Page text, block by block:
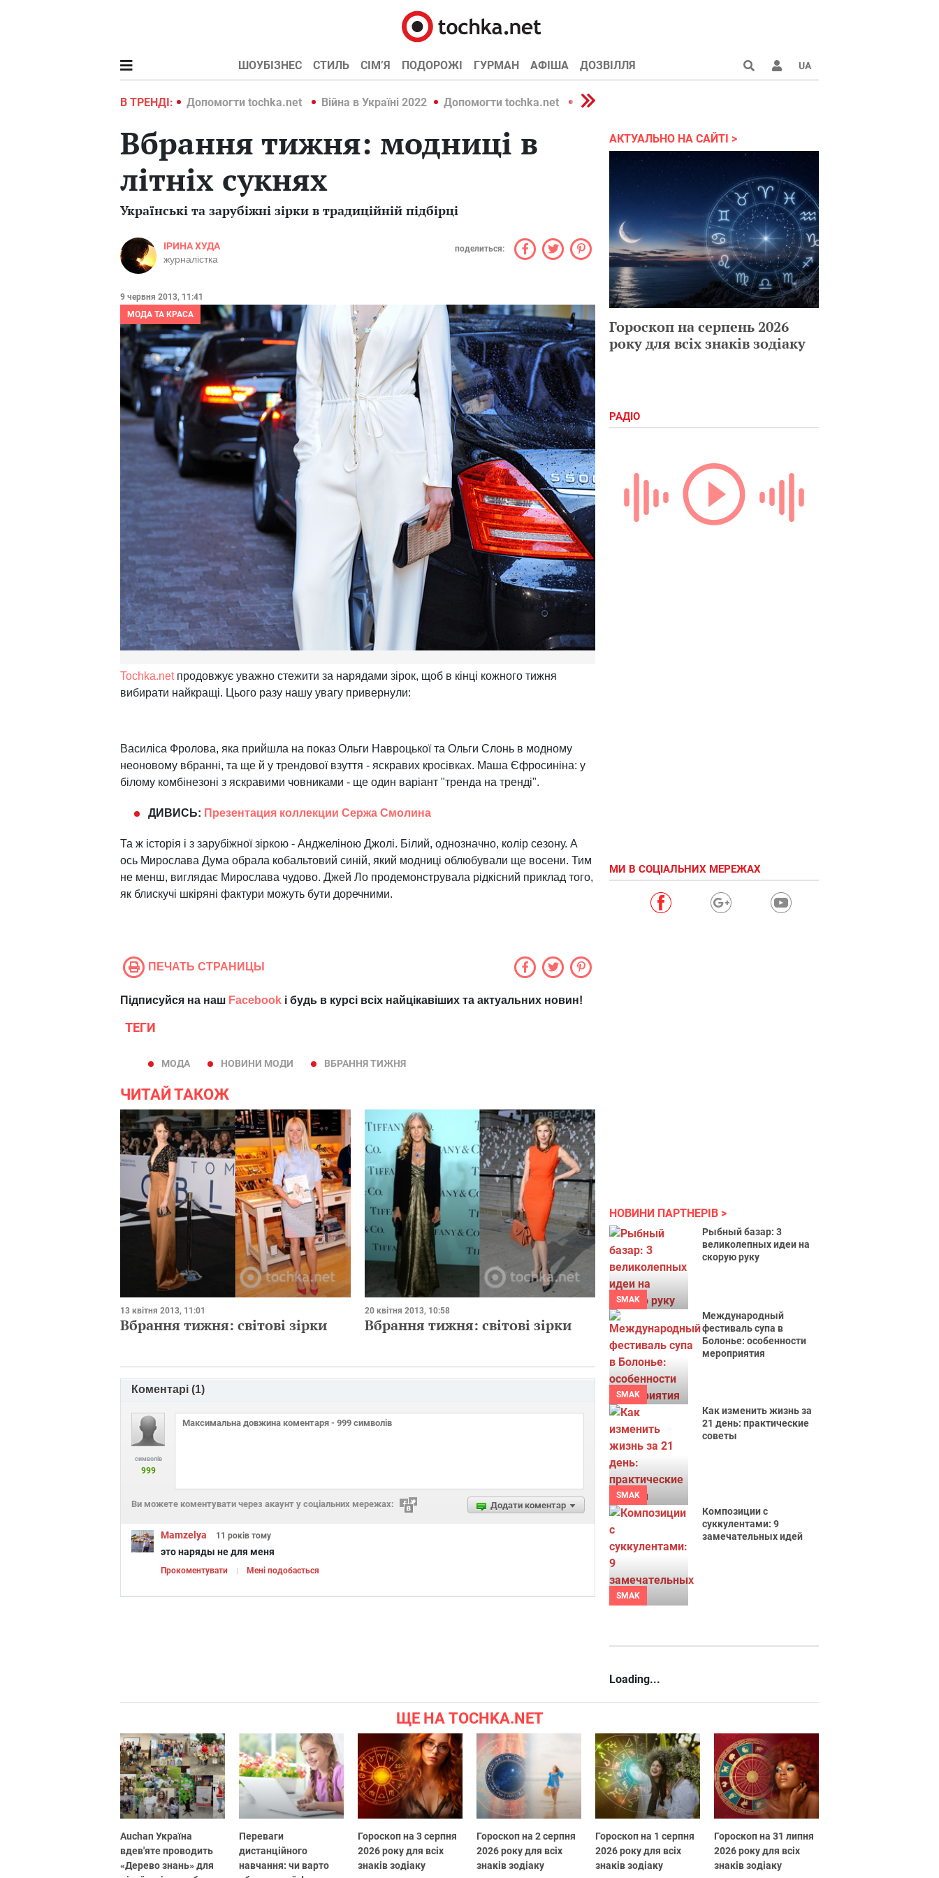
ШОУБІЗНЕС СТИЛЬ СІМ’Я ПОДОРОЖІ ГУРМАН АФІША ДОЗВІЛЛЯ UA
В ТРЕНДІ:
Війна в Україні 2022 Допомогти tochka.net Війна в Україні 2022 Допомогти tochka.net Війна в Україні 2022
Вбрання тижня: модниці в
літніх сукнях
Українські та зарубіжні зірки в традиційній підбірці
ІРИНА ХУДА
журналістка
поделиться:
9 червня 2013, 11:41
МОДА ТА КРАСА
Tochka.net продовжує уважно стежити за нарядами зірок, щоб в кінці кожного тижня
вибирати найкращі. Цього разу нашу увагу привернули:
Василіса Фролова, яка прийшла на показ Ольги Навроцької та Ольги Слонь в модному
неоновому вбранні, та ще й у трендової взуття - яскравих кросівках. Маша Єфросиніна: у
білому комбінезоні з яскравими човниками - ще один варіант "тренда на тренді".
ДИВИСЬ: Презентация коллекции Сержа Смолина
Та ж історія і з зарубіжної зіркою - Анджеліною Джолі. Білий, однозначно, колір сезону. А
ось Мирослава Дума обрала кобальтовий синій, який модниці облюбували ще восени. Тим
не менш, виглядає Мирослава чудово. Джей Ло продемонструвала рідкісний приклад того,
як блискучі шкіряні фактури можуть бути доречними.
ПЕЧАТЬ СТРАНИЦЫ
Підписуйся на наш Facebook і будь в курсі всіх найцікавіших та актуальних новин!
ТЕГИ
МОДА НОВИНИ МОДИ ВБРАННЯ ТИЖНЯ
ЧИТАЙ ТАКОЖ
13 квітня 2013, 11:01
Вбрання тижня: світові зірки
20 квітня 2013, 10:58
Вбрання тижня: світові зірки
Коментарі (1)
символів
999
Додати коментар
Ви можете коментувати через акаунт у соціальних мережах:
Mamzelya 11 років тому
это наряды не для меня
Прокоментувати Мені подобається
АКТУАЛЬНО НА САЙТІ
Гороскоп на серпень 2026
року для всіх знаків зодіаку
РАДІО
МИ В СОЦІАЛЬНИХ МЕРЕЖАХ
НОВИНИ ПАРТНЕРІВ
SMAK
Рыбный базар: 3
великолепных идеи на
скорую руку
SMAK
Международный
фестиваль супа в
Болонье: особенности
мероприятия
SMAK
Как изменить жизнь за
21 день: практические
советы
SMAK
Композиции с
суккулентами: 9
замечательных идей
Loading...
ЩЕ НА TOCHKA.NET
Auchan Україна
вдев'яте проводить
«Дерево знань» для
Переваги
дистанційного
навчання: чи варто
Гороскоп на 3 серпня
2026 року для всіх
знаків зодіаку
Гороскоп на 2 серпня
2026 року для всіх
знаків зодіаку
Гороскоп на 1 серпня
2026 року для всіх
знаків зодіаку
Гороскоп на 31 липня
2026 року для всіх
знаків зодіаку